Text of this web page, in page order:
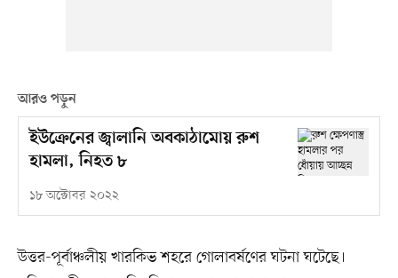
আরও পড়ুন
ইউক্রেনের জ্বালানি অবকাঠামোয় রুশ
হামলা, নিহত ৮
১৮ অক্টোবর ২০২২
উত্তর-পূর্বাঞ্চলীয় খারকিভ শহরে গোলাবর্ষণের ঘটনা ঘটেছে।